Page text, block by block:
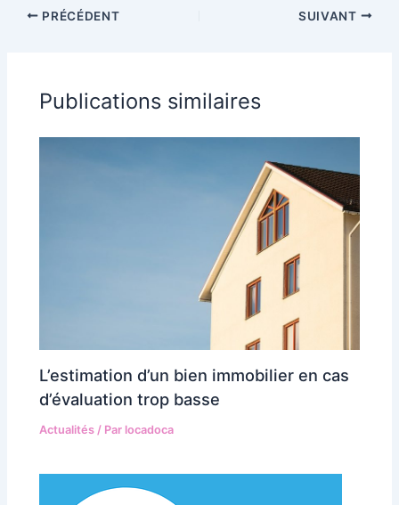
PRÉCÉDENT SUIVANT
Publications similaires
L’estimation d’un bien immobilier en cas
d’évaluation trop basse
Actualités / Par locadoca